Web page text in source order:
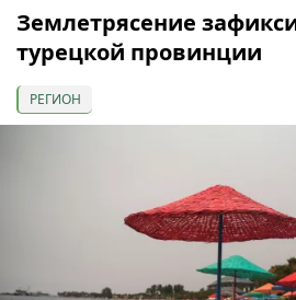
Землетрясение
турецкой провинции
РЕГИОН